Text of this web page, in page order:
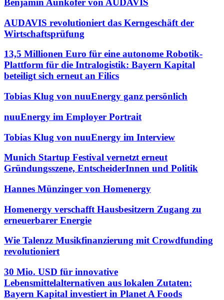
Benjamin Aunkofer von AUDAVIS
AUDAVIS revolutioniert das Kerngeschäft der
Wirtschaftsprüfung
13,5 Millionen Euro für eine autonome Robotik-
Plattform für die Intralogistik: Bayern Kapital
beteiligt sich erneut an Filics
Tobias Klug von nuuEnergy ganz persönlich
nuuEnergy im Employer Portrait
Tobias Klug von nuuEnergy im Interview
Munich Startup Festival vernetzt erneut
Gründungsszene, EntscheiderInnen und Politik
Hannes Münzinger von Homenergy
Homenergy verschafft Hausbesitzern Zugang zu
erneuerbarer Energie
Wie Talenzz Musikfinanzierung mit Crowdfunding
revolutioniert
30 Mio. USD für innovative
Lebensmittelalternativen aus lokalen Zutaten:
Bayern Kapital investiert in Planet A Foods